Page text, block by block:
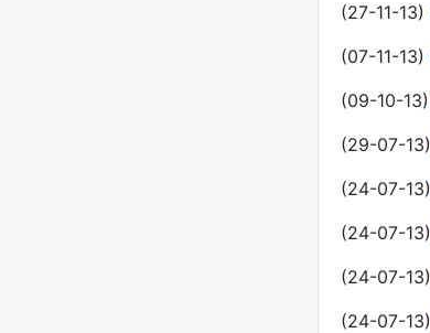
(27-11-13)
(07-11-13)
(09-10-13)
(29-07-13)
(24-07-13)
(24-07-13)
(24-07-13)
(24-07-13)